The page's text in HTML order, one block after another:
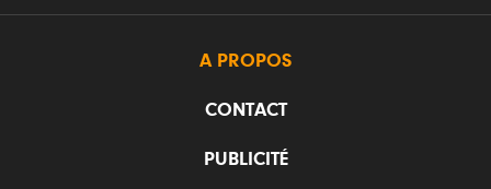
A PROPOS
CONTACT
PUBLICITÉ